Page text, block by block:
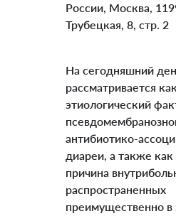
России, Москва,
Трубецкая, 8, стр. 2
На сегодняшний
рассматривается как
этиологический
антибиотико-
диареи, а также
причина
распространенных
преимущественно в